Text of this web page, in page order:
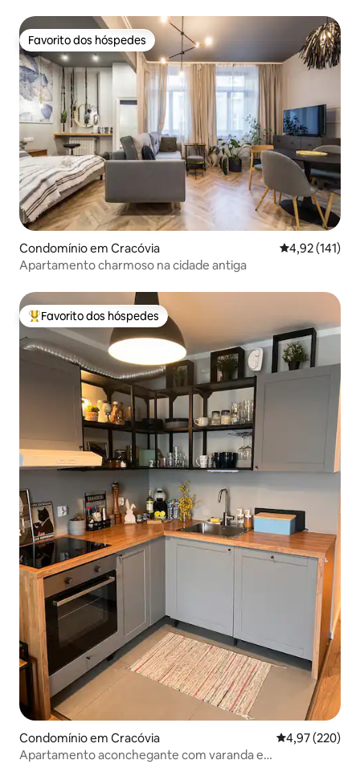
Favorito dos hóspedes
Favorito dos hóspedes
Condomínio em Cracóvia Classificação
4,92 (141)
Apartamento charmoso na cidade antiga
Favoritos dos hóspedes mais apreciados
Favorito dos hóspedes
Condomínio em Cracóvia Classificação
4,97 (220)
Apartamento aconchegante com varanda e